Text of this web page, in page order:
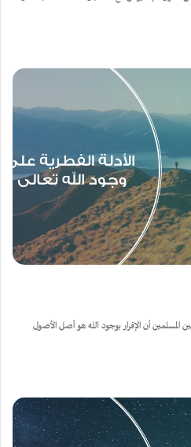
المسلمين أن الإقرار بوجود الله هو أصل الأصول